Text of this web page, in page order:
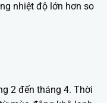
nhiệt độ lớn hơn so
2 đến tháng 4. Thời